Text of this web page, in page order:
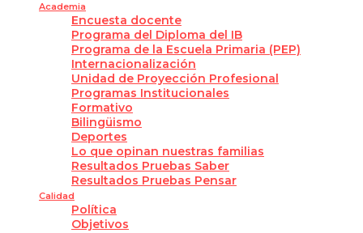
Academia
Encuesta docente
Programa del Diploma del IB
Programa de la Escuela Primaria (PEP)
Internacionalización
Unidad de Proyección Profesional
Programas Institucionales
Formativo
Bilingüismo
Deportes
Lo que opinan nuestras familias
Resultados Pruebas Saber
Resultados Pruebas Pensar
Calidad
Política
Objetivos